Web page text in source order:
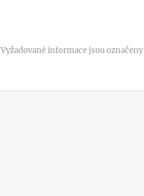
Vyžadované informace jsou označeny